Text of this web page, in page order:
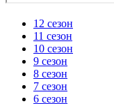
12 сезон
11 сезон
10 сезон
9 сезон
8 сезон
7 сезон
6 сезон